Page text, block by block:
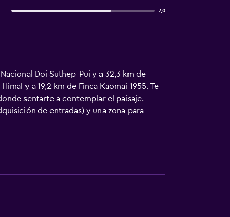
7,0
Doi Suthep-Pui y a 32,3 km de
y a 19,2 km de Finca Kaomai 1955. Te
sentarte a contemplar el paisaje.
de entradas) y una zona para
Pagando un pequeño
a petición y aparcamiento sin